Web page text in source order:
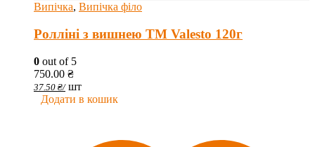
Випічка, Випічка філо
Ролліні з вишнею TM Valesto 120г
0 out of 5
750.00 ₴
37.50 ₴/ шт
Додати в кошик